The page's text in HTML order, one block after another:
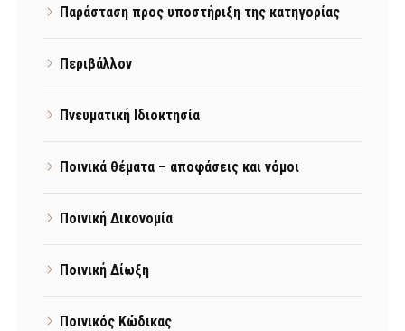
Παράσταση προς υποστήριξη της κατηγορίας
Περιβάλλον
Πνευματική Ιδιοκτησία
Ποινικά θέματα – αποφάσεις και νόμοι
Ποινική Δικονομία
Ποινική Δίωξη
Ποινικός Κώδικας